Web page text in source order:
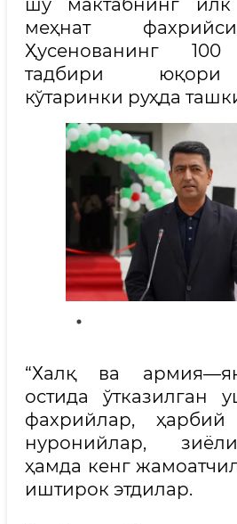
шу мактабнинг илк
меҳнат
Ҳусенованинг
тадбири юқори
кўтаринки руҳда
“Халқ ва
остида ўтказилган
фахрийлар, ҳарбий
нуронийлар,
ҳамда кенг
иштирок этдилар.